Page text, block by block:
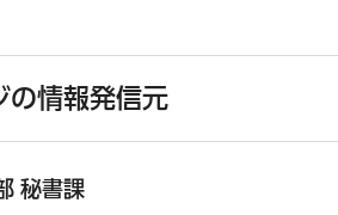
の情報発信元
秘書課